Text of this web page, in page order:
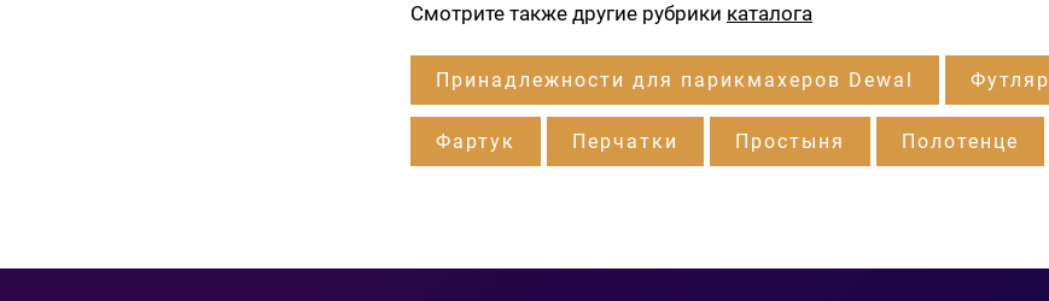
Смотрите также другие рубрики каталога
Принадлежности для парикмахеров Dewal Футляр
Фартук Перчатки Простыня Полотенце